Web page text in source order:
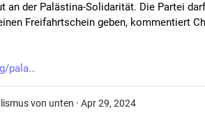
an der Palästina-Solidarität. Die Partei
Freifahrtschein geben, kommentiert
pala
von unten · Apr 29, 2024